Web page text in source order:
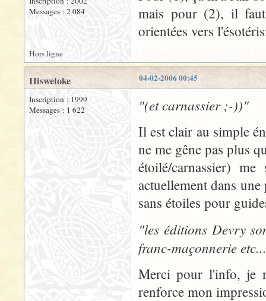
Messages : 2 084
mais pour (2), il
orientées vers
Hors ligne
04-02-2006 00:45
Hisweloke
Inscription : 1999
Messages : 1 622
"(et carnassier ;-))"
Il est clair au simple
ne me gêne pas plus
étoilé/carnassier)
actuellement dans
sans étoiles pour
"les éditions Devry
franc-maçonnerie
Merci pour l'info, je
renforce mon